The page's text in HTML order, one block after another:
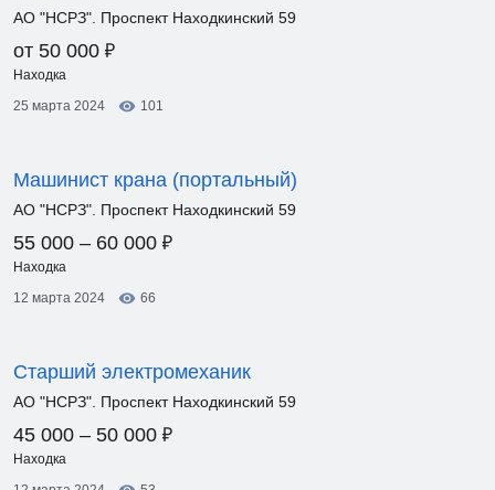
АО "НСРЗ". Проспект Находкинский 59
от 50 000 ₽
Находка
25 марта 2024
101
Машинист крана (портальный)
АО "НСРЗ". Проспект Находкинский 59
55 000 – 60 000 ₽
Находка
12 марта 2024
66
Старший электромеханик
АО "НСРЗ". Проспект Находкинский 59
45 000 – 50 000 ₽
Находка